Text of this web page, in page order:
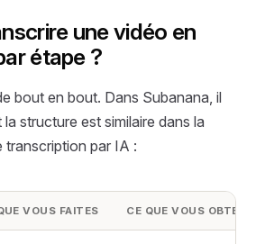
une vidéo en
étape ?
bout en bout. Dans Subanana, il
structure est similaire dans la
transcription par IA :
VOUS FAITES CE QUE VOUS